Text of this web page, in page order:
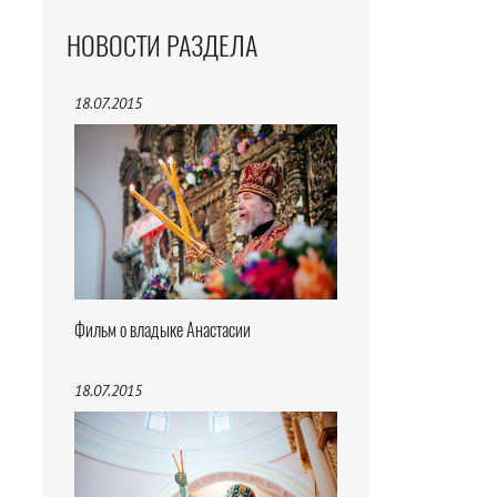
НОВОСТИ РАЗДЕЛА
18.07.2015
Фильм о владыке Анастасии
18.07.2015